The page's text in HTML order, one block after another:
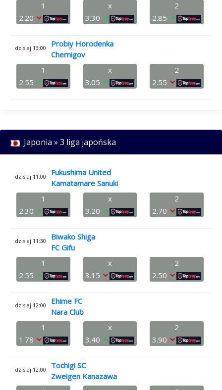
1
2.20
x
3.30
2
2.85
dzisiaj 13:00
Probiy Horodenka
Chernigov
1
2.55
x
3.05
2
2.55
Japonia » 3 liga japońska
dzisiaj 11:00
Fukushima United
Kamatamare Sanuki
1
2.30
x
3.20
2
2.70
dzisiaj 11:30
Biwako Shiga
FC Gifu
1
2.55
x
3.15
2
2.50
dzisiaj 12:00
Ehime FC
Nara Club
1
1.78
x
3.40
2
3.90
dzisiaj 12:00
Tochigi SC
Zweigen Kanazawa